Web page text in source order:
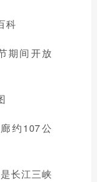
科
期间开放
约107公
长江三峡